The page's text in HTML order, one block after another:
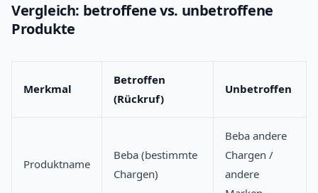
Vergleich: betroffene vs. unbetroffene
Produkte
Merkmal
Betroffen
(Rückruf)
Unbetroffen
Produktname
Beba (bestimmte
Chargen)
Beba andere
Chargen /
andere